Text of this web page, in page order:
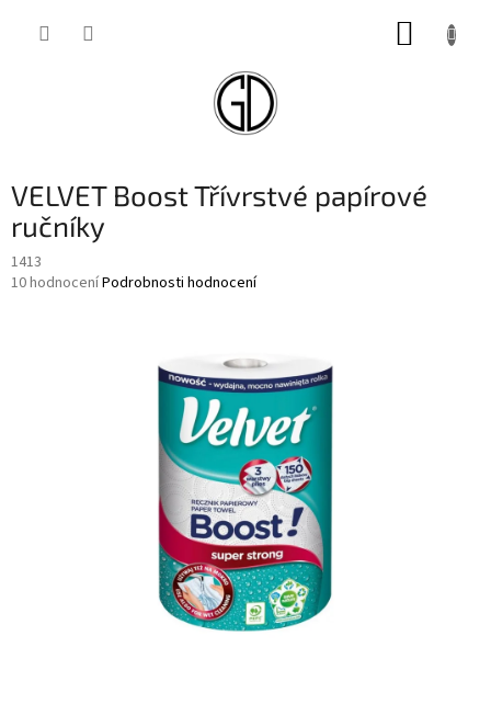
VELVET Boost Třívrstvé papírové
ručníky
1413
Průměrné
10 hodnoceníPodrobnosti hodnocení